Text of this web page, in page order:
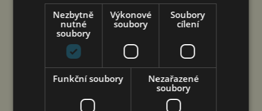
5. 8. 2026
Nezbytně
nutné
soubory
Výkonové
soubory
Soubory
cílení
Funkční soubory
Nezařazené
soubory